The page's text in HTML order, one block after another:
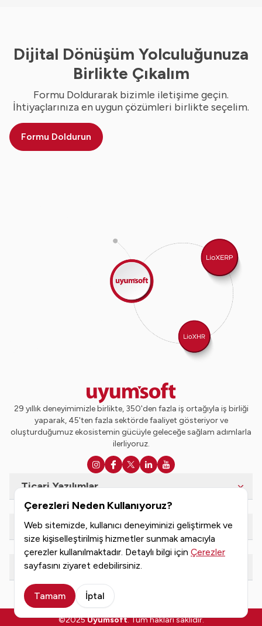
Çerezleri Neden Kullanıyoruz?
Web sitemizde, kullanıcı deneyiminizi geliştirmek ve
size kişiselleştirilmiş hizmetler sunmak amacıyla
çerezler kullanılmaktadır. Detaylı bilgi için Çerezler
sayfasını ziyaret edebilirsiniz.
Tamam İptal
Dijital Dönüşüm Yolculuğunuza
Birlikte Çıkalım
Formu Doldurarak bizimle iletişime geçin.
İhtiyaçlarınıza en uygun çözümleri birlikte seçelim.
Formu Doldurun
29 yıllık deneyimimizle birlikte, 350'den fazla iş ortağıyla iş birliği
yaparak, 45'ten fazla sektörde faaliyet gösteriyor ve
oluşturduğumuz ekosistemin gücüyle geleceğe sağlam adımlarla
ilerliyoruz.
Ticari Yazılımlar
e-Dönüşüm Hizmetleri
Kaynaklar
©2025Uyumsoft. Tüm hakları saklıdır.